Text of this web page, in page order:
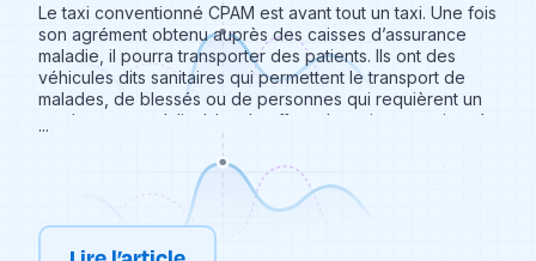
Le taxi conventionné CPAM est avant tout un taxi. Une fois
son agrément obtenu auprès des caisses d’assurance
maladie, il pourra transporter des patients. Ils ont des
véhicules dits sanitaires qui permettent le transport de
malades, de blessés ou de personnes qui requièrent un
rendez-vous médical. Le chauffeur de taxi conventionné
est un véritable spécialiste du transport médical. Cela
permet notamment aux personnes à mobilité réduite
d’effectuer leurs déplacements et ainsi être présents à
leurs rendez-vous médicaux. Qu’est-ce qu’un taxi
conventionné ? Qu’est-ce qui nous permets de
reconnaître un taxi conventionné ? Comment faire pour
...